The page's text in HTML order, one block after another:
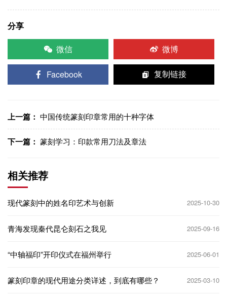
分享
微信
微博
Facebook 复制链接
上一篇： 中国传统篆刻印章常用的十种字体
下一篇： 篆刻学习：印款常用刀法及章法
相关推荐
现代篆刻中的姓名印艺术与创新 2025-10-30
青海发现秦代昆仑刻石之我见 2025-09-16
“中轴福印”开印仪式在福州举行 2025-06-01
篆刻印章的现代用途分类详述，到底有哪些？ 2025-03-10